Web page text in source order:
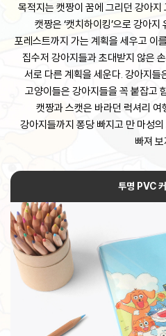
목적지는 캣짱이 꿈에 그리던 강아
캣짱은 ‘캣치하이킹’으로 강아
포레스트까지 가는 계획을 세우고 이
집수저 강아지들과 초대받지 않은
서로 다른 계획을 세운다. 강아지
고양이들은 강아지들을 꼭 붙잡고
캣짱과 스캣은 바라던 럭셔리
강아지들까지 퐁당 빠지고 만 마성
빠져
투명 PVC